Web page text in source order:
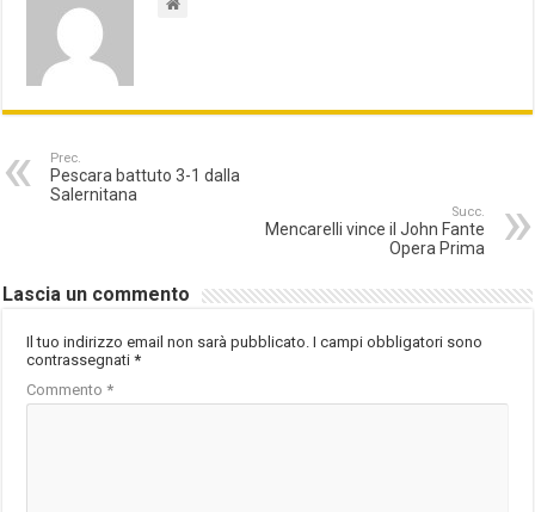
Prec.
Pescara battuto 3-1 dalla
Salernitana
Succ.
Mencarelli vince il John Fante
Opera Prima
Lascia un commento
Il tuo indirizzo email non sarà pubblicato. I campi obbligatori sono
contrassegnati*
Commento*